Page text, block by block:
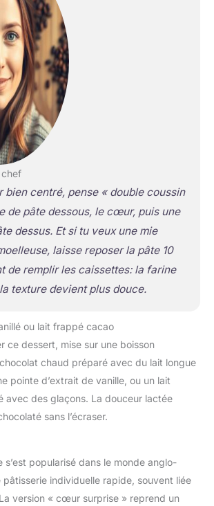
centré, pense « double coussin
de pâte dessous, le cœur, puis une
dessus. Et si tu veux une mie
laisse reposer la pâte 10
de remplir les caissettes: la farine
texture devient plus douce.
ou lait frappé cacao
ce dessert, mise sur une boisson
chaud préparé avec du lait longue
pointe d’extrait de vanille, ou un lait
avec des glaçons. La douceur lactée
sans l’écraser.
s’est popularisé dans le monde anglo-
pâtisserie individuelle rapide, souvent liée
version « cœur surprise » reprend un